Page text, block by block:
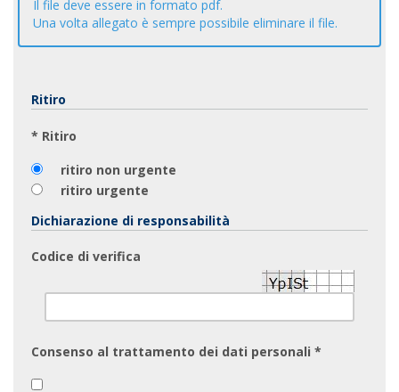
Il file deve essere in formato pdf.
Una volta allegato è sempre possibile eliminare il file.
Ritiro
* Ritiro
ritiro non urgente
ritiro urgente
Dichiarazione di responsabilità
Codice di verifica
Consenso al trattamento dei dati personali *